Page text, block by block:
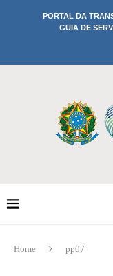
PORTAL DA
GUIA DE
Home pp07